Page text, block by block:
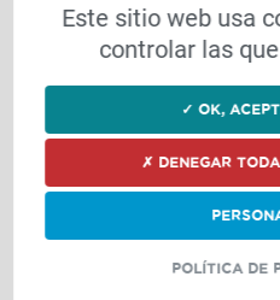
QUEL TYPE
EXPLOITATION BOVINS
EXPLOITATION BOVINS
EXPLOITATION CAPRINS/
EXPLOITATION VOLAILLES
EXPLOITATION ÉQUINS/
Este sitio web usa
controlar las
✓ OK,
✗ DENEGAR
POLÍTICA DE